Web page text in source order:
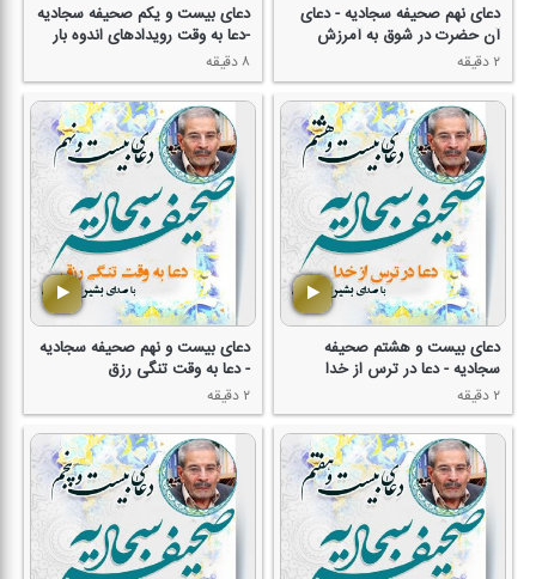
دعای نهم صحیفه سجادیه - دعای
آن حضرت در شوق به آمرزش
۲ دقیقه
دعای بیست و یكم صحیفه سجادیه
-دعا به وقت رویدادهای اندوه بار
۸ دقیقه
دعای بیست و هشتم صحیفه
سجادیه - دعا در ترس از خدا
۲ دقیقه
دعای بیست و نهم صحیفه سجادیه
- دعا به وقت تنگی رزق
۲ دقیقه